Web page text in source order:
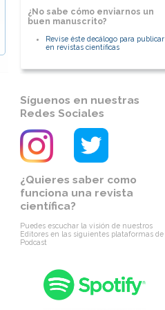
¿No sabe cómo enviarnos un
buen manuscrito?
Revise éste decálogo para publicar
en revistas científicas
Síguenos en nuestras
Redes Sociales
¿Quieres saber como
funciona una revista
científica?
Puedes escuchar la visión de nuestros
Editores en las siguientes plataformas de
Podcast